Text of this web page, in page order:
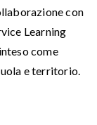
con
Learning
come
e territorio.